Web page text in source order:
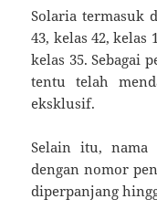
Solaria termasuk
43, kelas 42, kelas
kelas 35. Sebagai
tentu telah
eksklusif.
Selain itu, nama
dengan nomor
diperpanjang